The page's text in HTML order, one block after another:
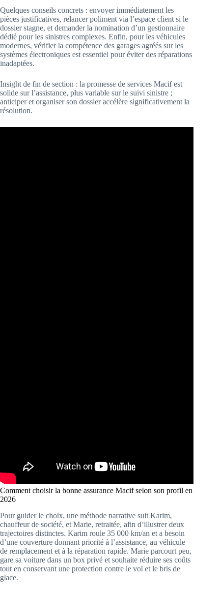
Quelques conseils concrets : envoyer immédiatement les
pièces justificatives, relancer poliment via l’espace client si le
dossier stagne, et demander la nomination d’un gestionnaire
dédié pour les sinistres complexes. Enfin, pour les véhicules
modernes, vérifier la compétence des garages agréés sur les
systèmes électroniques est essentiel pour éviter des réparations
inadaptées.
Insight de fin de section : la promesse de services Macif est
solide sur l’assistance, plus variable sur le suivi sinistre ;
anticiper et organiser son dossier accélère significativement la
résolution.
Comment choisir la bonne assurance Macif selon son profil en
2026
Pour guider le choix, une méthode narrative suit Karim,
chauffeur de société, et Marie, retraitée, afin d’illustrer deux
trajectoires distinctes. Karim roule 35 000 km/an et a besoin
d’une couverture donnant priorité à l’assistance, au véhicule
de remplacement et à la réparation rapide. Marie parcourt peu,
gare sa voiture dans un box privé et souhaite réduire ses coûts
tout en conservant une protection contre le vol et le bris de
glace.